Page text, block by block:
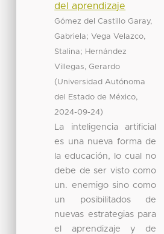
del aprendizaje
Gómez del Castillo Garay,
Gabriela;Vega Velazco,
Stalina; Hernández
Villegas, Gerardo
(Universidad Autónoma
del Estado de México,
2024-09-24)
La inteligencia artificial
es una nueva forma de
la educación, lo cual no
debe de ser visto como
un. enemigo sino como
un posibilitados de
nuevas estrategias para
el aprendizaje y de